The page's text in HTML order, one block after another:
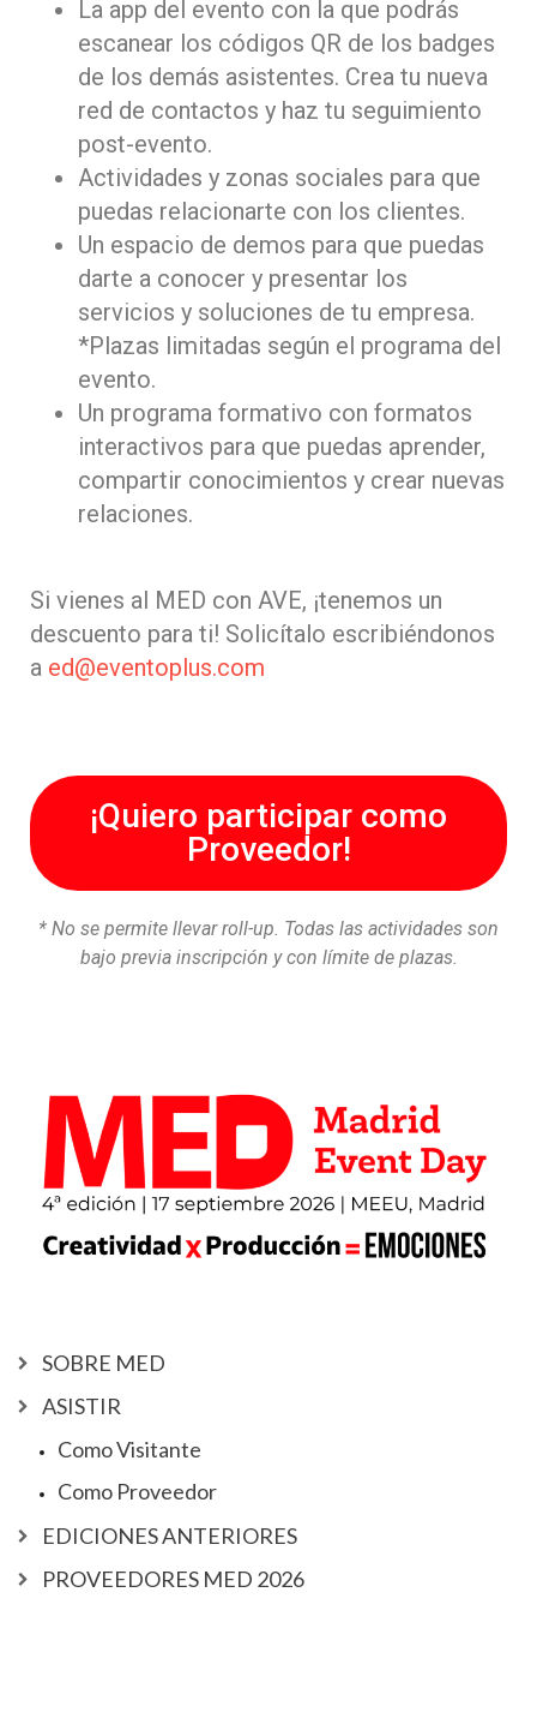
La app del evento con la que podrás
escanear los códigos QR de los badges
de los demás asistentes. Crea tu nueva
red de contactos y haz tu seguimiento
post-evento.
Actividades y zonas sociales para que
puedas relacionarte con los clientes.
Un espacio de demos para que puedas
darte a conocer y presentar los
servicios y soluciones de tu empresa.
*Plazas limitadas según el programa del
evento.
Un programa formativo con formatos
interactivos para que puedas aprender,
compartir conocimientos y crear nuevas
relaciones.
Si vienes al MED con AVE, ¡tenemos un
descuento para ti! Solicítalo escribiéndonos
a ed@eventoplus.com
¡Quiero participar como
Proveedor!
* No se permite llevar roll-up. Todas las actividades son
bajo previa inscripción y con límite de plazas.
SOBRE MED
ASISTIR
Como Visitante
Como Proveedor
EDICIONES ANTERIORES
PROVEEDORES MED 2026